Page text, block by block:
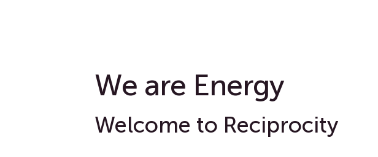
We are Energy
Welcome to Reciprocity